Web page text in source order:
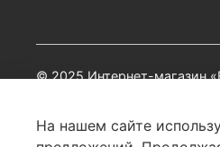
© 2025 Интернет-магазин
Юр. адрес: 125430, г.
На нашем сайте